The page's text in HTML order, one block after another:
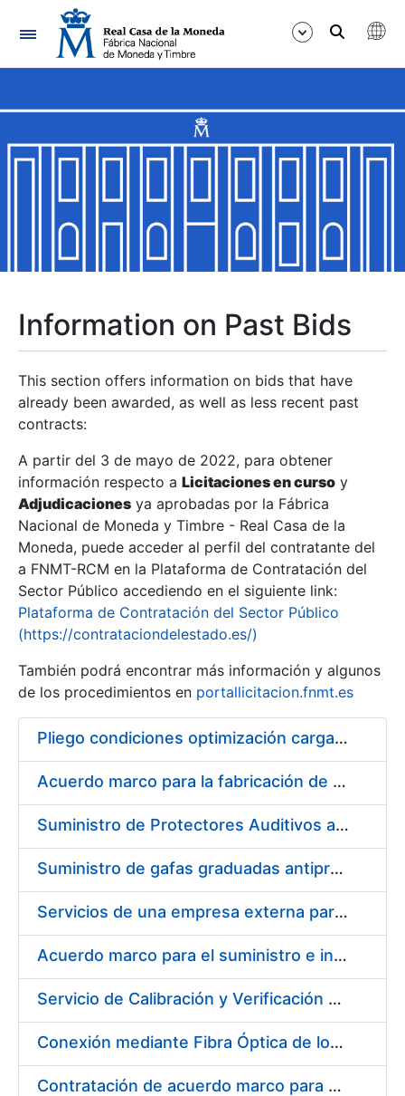
Navigation
Show/Hide
Show/Hide
Show/Hide
Show/Hide
Show/Hide
Show/Hide
Information on Past Bids
This section offers information on bids that have
already been awarded, as well as less recent past
contracts:
A partir del 3 de mayo de 2022, para obtener
información respecto a Licitaciones en curso y
Adjudicaciones ya aprobadas por la Fábrica
Nacional de Moneda y Timbre - Real Casa de la
Moneda, puede acceder al perfil del contratante del
a FNMT-RCM en la Plataforma de Contratación del
Sector Público accediendo en el siguiente link:
Plataforma de Contratación del Sector Público
(https://contrataciondelestado.es/)
También podrá encontrar más información y algunos
de los procedimientos en portallicitacion.fnmt.es
Pliego condiciones optimización cargas compras firmado
Acuerdo marco para la fabricación de piezas
Suministro de Protectores Auditivos a medida para las personas trabajadoras de los Centros de Trabajo de Madrid y Burgos
Suministro de gafas graduadas antiproyecciones para los trabajadores de la FNMT-RCM en los centros de trabajo de Madrid y Burgos
Servicios de una empresa externa para el asesoramiento y resolución de los recursos de alzada que se presentan relacionados con procesos de selección para la FNMT-RCM
Acuerdo marco para el suministro e instalación de persianas, estores y otros complementos
Servicio de Calibración y Verificación Externa de los Equipos de Medición del Servicio de Prevención de la FNMT-RCM
Conexión mediante Fibra Óptica de los Centros de Proceso de Datos (CPDs) de las sedes de la FNMT-RCM de Burgos y Madrid
Contratación de acuerdo marco para el Suministro de Material de Electricidad para la Fábrica Nacional de Moneda y Timbre-Real Casa de la Moneda en su centro de trabajo de Burgos